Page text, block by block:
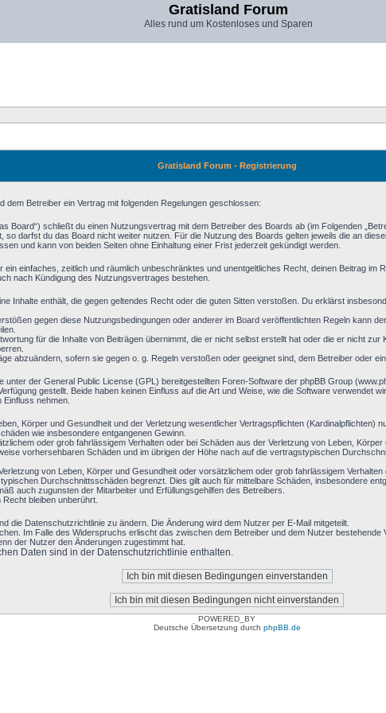
Gratisland Forum
Alles rund um Kostenloses und Sparen
Gratisland Forum - Registrierung
dem Betreiber ein Vertrag mit folgenden Regelungen geschlossen:
Board“) schließt du einen Nutzungsvertrag mit dem Betreiber des Boards ab (im Folgenden
darfst du das Board nicht weiter nutzen. Für die Nutzung des Boards gelten jeweils die an
und kann von beiden Seiten ohne Einhaltung einer Frist jederzeit gekündigt werden.
einfaches, zeitlich und räumlich unbeschränktes und unentgeltliches Recht, deinen Beitrag im
nach Kündigung des Nutzungsvertrages bestehen.
Inhalte enthält, die gegen geltendes Recht oder die guten Sitten verstoßen. Du erklärst
gegen diese Nutzungsbedingungen oder anderer im Board veröffentlichten Regeln kann
für die Inhalte von Beiträgen übernimmt, die er nicht selbst erstellt hat oder die er nicht
abzuändern, sofern sie gegen o. g. Regeln verstoßen oder geeignet sind, dem Betreiber oder
unter der General Public License (GPL) bereitgestellten Foren-Software der phpBB Group
gestellt. Beide haben keinen Einfluss auf die Art und Weise, wie die Software verwendet
nehmen.
Körper und Gesundheit und der Verletzung wesentlicher Vertragspflichten (Kardinalpflichten)
wie insbesondere entgangenen Gewinn.
oder grob fahrlässigem Verhalten oder bei Schäden aus der Verletzung von Leben,
vorhersehbaren Schäden und im übrigen der Höhe nach auf die vertragstypischen
von Leben, Körper und Gesundheit oder vorsätzlichem oder grob fahrlässigem
Durchschnittsschäden begrenzt. Dies gilt auch für mittelbare Schäden, insbesondere
auch zugunsten der Mitarbeiter und Erfüllungsgehilfen des Betreibers.
bleiben unberührt.
die Datenschutzrichtlinie zu ändern. Die Änderung wird dem Nutzer per E-Mail mitgeteilt.
Im Falle des Widerspruchs erlischt das zwischen dem Betreiber und dem Nutzer bestehende
der Nutzer den Änderungen zugestimmt hat.
Daten sind in der Datenschutzrichtlinie enthalten.
POWERED_BY
Deutsche Übersetzung durch phpBB.de